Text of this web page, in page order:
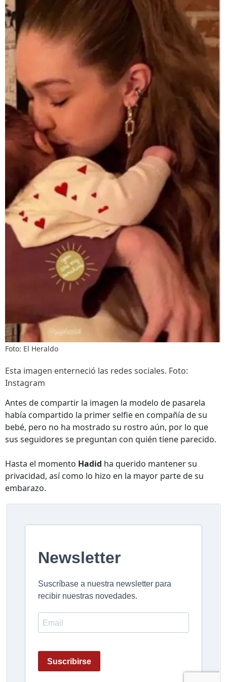
Foto: El Heraldo
Esta imagen enterneció las redes sociales. Foto:
Instagram
Antes de compartir la imagen la modelo de pasarela
había compartido la primer selfie en compañía de su
bebé, pero no ha mostrado su rostro aún, por lo que
sus seguidores se preguntan con quién tiene parecido.
Hasta el momento Hadid ha querido mantener su
privacidad, así como lo hizo en la mayor parte de su
embarazo.